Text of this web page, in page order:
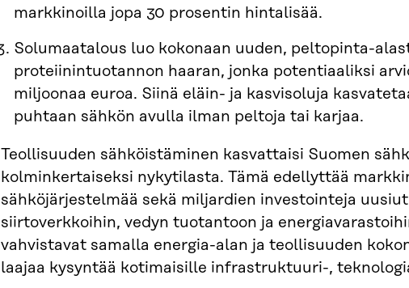
markkinoilla jopa 30 prosentin hintalisää.
Solumaatalous luo kokonaan uuden, peltopinta-
proteiinintuotannon haaran, jonka potentiaaliksi
miljoonaa euroa. Siinä eläin- ja kasvisoluja
puhtaan sähkön avulla ilman peltoja tai karjaa.
Teollisuuden sähköistäminen kasvattaisi Suomen
kolminkertaiseksi nykytilasta. Tämä edellyttää
sähköjärjestelmää sekä miljardien investointeja
siirtoverkkoihin, vedyn tuotantoon ja
vahvistavat samalla energia-alan ja teollisuuden
laajaa kysyntää kotimaisille infrastruktuuri-,